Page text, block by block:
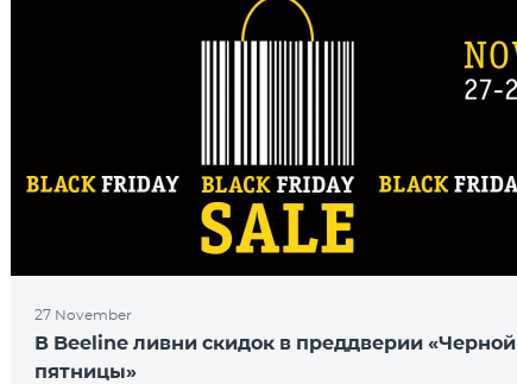
27 November
В Beeline ливни скидок в преддверии «Черной
пятницы»